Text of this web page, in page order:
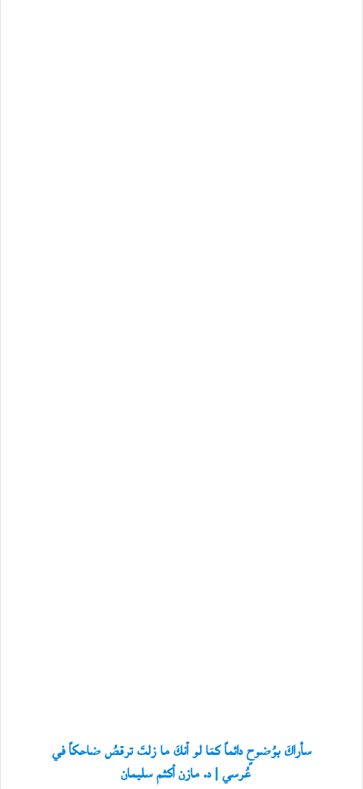
سأراكَ بوُضوحٍ دائماً كمَا لو أنكَ ما زلتَ ترقصُ ضاحكاً في
عُرسي | د. مازن أكثم سليمان